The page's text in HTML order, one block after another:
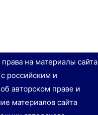
на материалы сайта
российским и
авторском праве и
материалов сайта